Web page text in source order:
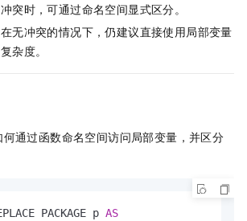
突时，可通过命名空间显式区分。
在无冲突的情况下，仍建议直接使用局部变量
杂度。
通过函数命名空间访问局部变量，并区分
PACKAGE p AS